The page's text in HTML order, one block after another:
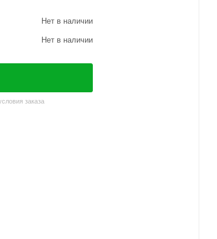
Нет в наличии
Нет в наличии
заказа